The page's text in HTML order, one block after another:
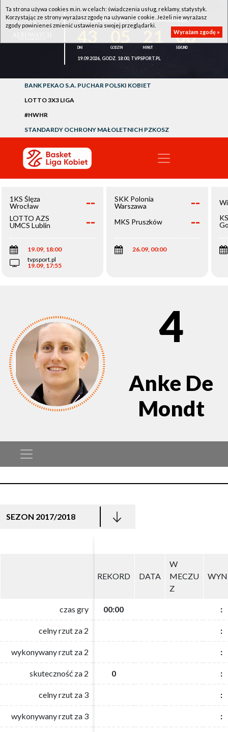
1KS ŚLĘZA WROCŁAW - LOTTO AZS UMCS LUBLIN
00
19.09.2026, GODZ. 18:00, TVPSPORT.PL
BANK PEKAO S.A. PUCHAR POLSKI KOBIET
LOTTO 3X3 LIGA
#HWHR
STANDARDY OCHRONY MAŁOLETNICH PZKOSZ
1KS Ślęza
Wrocław
--
LOTTO AZS
UMCS Lublin
--
19.09, 18:00
tvpsport.pl
19.09, 17:55
SKK Polonia
Warszawa
--
MKS Pruszków --
26.09, 00:00
4
Anke De
Mondt
SEZON 2017/2018
REKORD DATA
W
MECZU
Z
czas gry 00:00 :
celny rzut za 2 :
wykonywany rzut za 2 :
skuteczność za 2 0 :
celny rzut za 3 :
wykonywany rzut za 3 :
REKORD DATA
W
MECZU
Z
czas gry 00:00 :
celny rzut za 2 :
wykonywany rzut za 2 :
skuteczność za 2 0 :
celny rzut za 3 :
wykonywany rzut za 3 :
Ta strona używa cookies m.in. w celach: świadczenia usług, reklamy, statystyk.
Korzystając ze strony wyrażasz zgodę na używanie cookie. Jeżeli nie wyrażasz
zgody powinieneś zmienić ustawienia swojej przeglądarki.
Wyrażam zgodę »